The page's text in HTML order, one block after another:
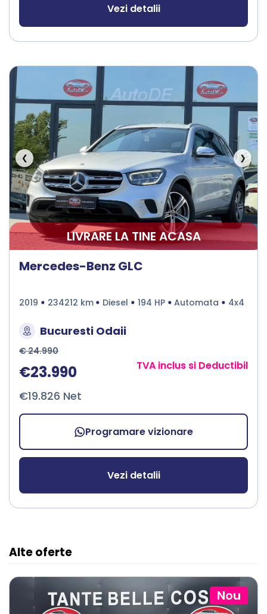
Vezi detalii
❮ ❯
LIVRARE LA TINE ACASA
Mercedes-Benz GLC
2019 234212 km Diesel 194 HP Automata 4x4
Bucuresti Odaii
€ 24.990
€23.990
€19.826 Net
TVA inclus si Deductibil
Programare vizionare
Vezi detalii
Alte oferte
Nou